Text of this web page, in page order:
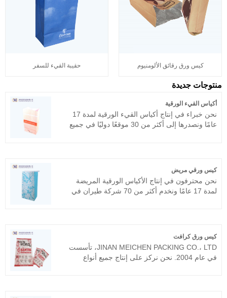
كيس ورق رقائق الألومنيوم حقيبة القيء للسفر
منتوجات جديدة
أكياس القيء الورقية
نحن خبراء في إنتاج أكياس القيء الورقية لمدة 17
عامًا ونصدرها إلى أكثر من 30 موقعًا دوليًا في جميع
بمفاوضات المؤسسات التجارية مع العملاء القدامى
والمحتملين.
كيس ورقي مريض
نحن محترفون في إنتاج الأكياس الورقية المريضة
لمدة 17 عامًا ونخدم أكثر من 70 شركة طيران في
كيس ورق كرافت
JINAN MEICHEN PACKING CO.، LTD، تأسست
في عام 2004. نحن نركز على إنتاج جميع أنواع